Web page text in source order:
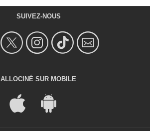
SUIVEZ-NOUS
ALLOCINÉ SUR MOBILE